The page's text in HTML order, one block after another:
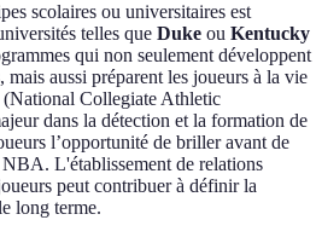
scolaires ou universitaires est
telles que Duke ou Kentucky
qui non seulement développent
mais aussi préparent les joueurs à la vie
(National Collegiate Athletic
dans la détection et la formation de
l’opportunité de briller avant de
L'établissement de relations
peut contribuer à définir la
long terme.